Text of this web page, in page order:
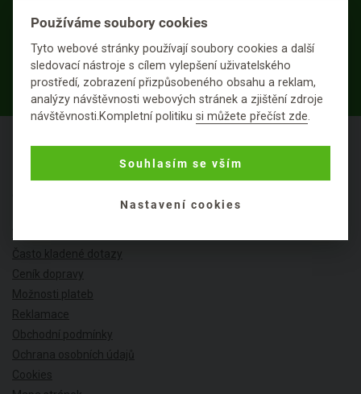
PŘIHLÁSIT K ODBĚRU
Často kladené dotazy
Ceník dopravy
Možnosti plateb
Reklamace
Obchodní podmínky
Ochrana osobních údajů
Cookies
Používáme soubory cookies
Tyto webové stránky používají soubory cookies a další
sledovací nástroje s cílem vylepšení uživatelského
prostředí, zobrazení přizpůsobeného obsahu a reklam,
analýzy návštěvnosti webových stránek a zjištění zdroje
návštěvnosti.Kompletní politikusi můžete přečíst zde.
Souhlasím se vším
Nastavení cookies